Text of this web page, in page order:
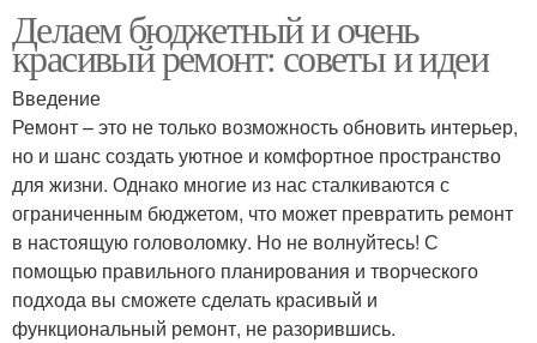
Делаем бюджетный и очень
красивый ремонт: советы и идеи
Введение
Ремонт – это не только возможность обновить интерьер,
но и шанс создать уютное и комфортное пространство
для жизни. Однако многие из нас сталкиваются с
ограниченным бюджетом, что может превратить ремонт
в настоящую головоломку. Но не волнуйтесь! С
помощью правильного планирования и творческого
подхода вы сможете сделать красивый и
функциональный ремонт, не разорившись.